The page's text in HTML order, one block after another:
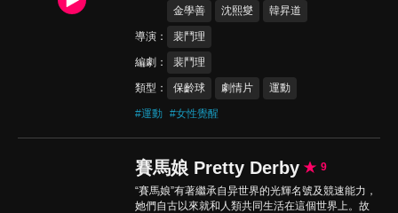
越多的時間在保齡球館，並在學習保齡球的過程中
金學善 沈熙燮 韓昇道
導演 裴鬥理
編劇 裴鬥理
類型 保齡球 劇情片 運動
#運動 #女性覺醒
賽馬娘 Pretty Derby
9
“賽馬娘”有著繼承自异世界的光輝名號及競速能力，
她們自古以來就和人類共同生活在這個世界上。故